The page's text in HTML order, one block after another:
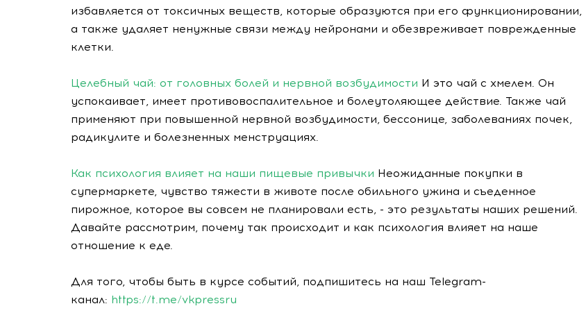
избавляется от токсичных веществ, которые образуются при его функционировании,
а также удаляет ненужные связи между нейронами и обезвреживает поврежденные
клетки.
Целебный чай: от головных болей и нервной возбудимости И это чай с хмелем. Он
успокаивает, имеет противовоспалительное и болеутоляющее действие. Также чай
применяют при повышенной нервной возбудимости, бессонице, заболеваниях почек,
радикулите и болезненных менструациях.
Как психология влияет на наши пищевые привычки Неожиданные покупки в
супермаркете, чувство тяжести в животе после обильного ужина и съеденное
пирожное, которое вы совсем не планировали есть, - это результаты наших решений.
Давайте рассмотрим, почему так происходит и как психология влияет на наше
отношение к еде.
Для того, чтобы быть в курсе событий, подпишитесь на наш Telegram-
канал: https://t.me/vkpressru